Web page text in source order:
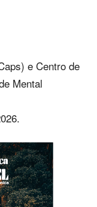
e Centro de
Mental